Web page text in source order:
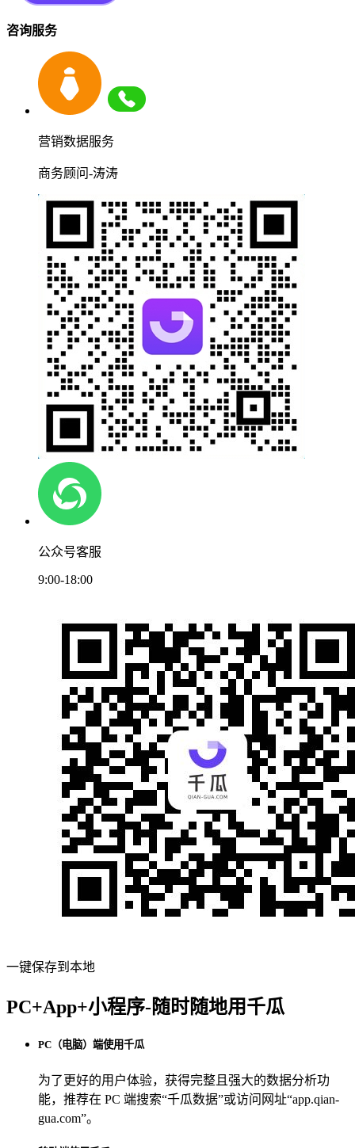
咨询服务
营销数据服务
商务顾问-涛涛
公众号客服
9:00-18:00
一键保存到本地
PC+App+小程序-随时随地用千瓜
PC（电脑）端使用千瓜
为了更好的用户体验，获得完整且强大的数据分析功
能，推荐在 PC 端搜索“千瓜数据”或访问网址“app.qian-
gua.com”。